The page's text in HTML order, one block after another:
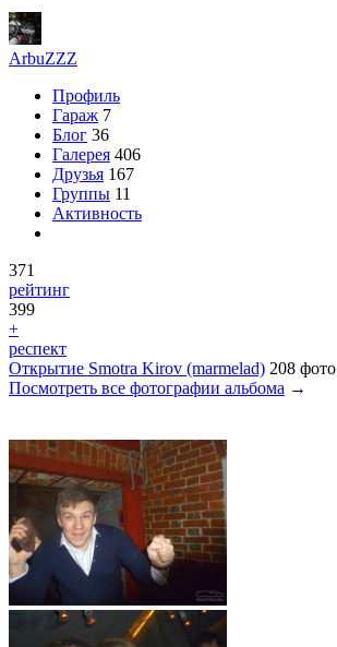
ArbuZZZ
Профиль
Гараж 7
Блог 36
Галерея 406
Друзья 167
Группы 11
Активность
371
рейтинг
399
+
респект
Открытие Smotra Kirov (marmelad) 208 фото
Посмотреть все фотографии альбома →